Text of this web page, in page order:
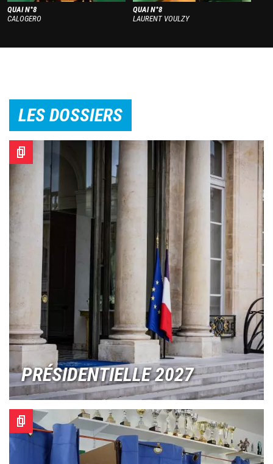
QUAI N°8
CALOGERO
QUAI N°8
LAURENT VOULZY
LES DOSSIERS
Image
PRÉSIDENTIELLE 2027
Image